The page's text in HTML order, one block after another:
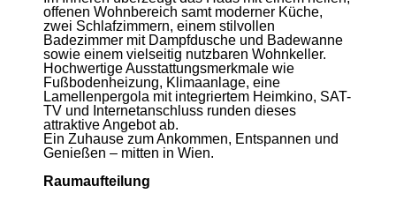
offenen Wohnbereich samt moderner Küche,
zwei Schlafzimmern, einem stilvollen
Badezimmer mit Dampfdusche und Badewanne
sowie einem vielseitig nutzbaren Wohnkeller.
Hochwertige Ausstattungsmerkmale wie
Fußbodenheizung, Klimaanlage, eine
Lamellenpergola mit integriertem Heimkino, SAT-
TV und Internetanschluss runden dieses
attraktive Angebot ab.
Ein Zuhause zum Ankommen, Entspannen und
Genießen – mitten in Wien.
Raumaufteilung